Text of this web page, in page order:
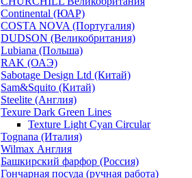
Continental (ЮАР)
COSTA NOVA (Португалия)
DUDSON (Великобритания)
Lubiana (Польша)
RAK (ОАЭ)
Sabotage Design Ltd (Китай)
Sam&Squito (Китай)
Steelite (Англия)
Texure Dark Green Lines
Texture Light Cyan Circular
Tognana (Италия)
Wilmax Англия
Башкирский фарфор (Россия)
Гончарная посуда (ручная работа)